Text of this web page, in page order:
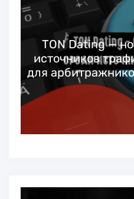
TON Dating —
источников
для